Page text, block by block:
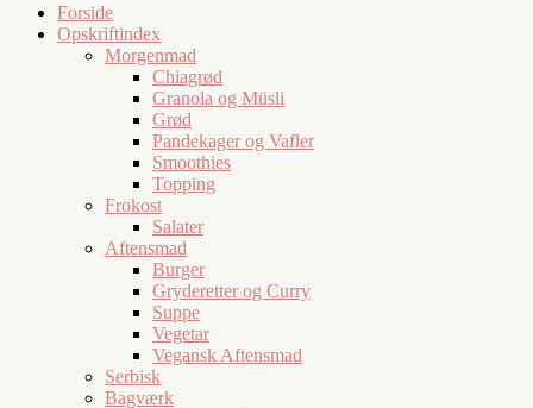
Forside
Opskriftindex
Morgenmad
Chiagrød
Granola og Müsli
Grød
Pandekager og Vafler
Smoothies
Topping
Frokost
Salater
Aftensmad
Burger
Gryderetter og Curry
Suppe
Vegetar
Vegansk Aftensmad
Serbisk
Bagværk